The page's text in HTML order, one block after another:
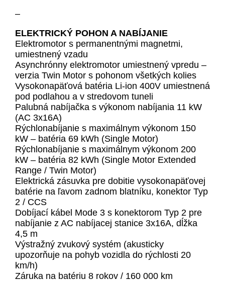
–
ELEKTRICKÝ POHON A NABÍJANIE
Elektromotor s permanentnými magnetmi,
umiestnený vzadu
Asynchrónny elektromotor umiestnený vpredu –
verzia Twin Motor s pohonom všetkých kolies
Vysokonapäťová batéria Li-ion 400V umiestnená
pod podlahou a v stredovom tuneli
Palubná nabíjačka s výkonom nabíjania 11 kW
(AC 3x16A)
Rýchlonabíjanie s maximálnym výkonom 150
kW – batéria 69 kWh (Single Motor)
Rýchlonabíjanie s maximálnym výkonom 200
kW – batéria 82 kWh (Single Motor Extended
Range / Twin Motor)
Elektrická zásuvka pre dobitie vysokonapäťovej
batérie na ľavom zadnom blatníku, konektor Typ
2 / CCS
Dobíjací kábel Mode 3 s konektorom Typ 2 pre
nabíjanie z AC nabíjacej stanice 3x16A, dĺžka
4,5 m
Výstražný zvukový systém (akusticky
upozorňuje na pohyb vozidla do rýchlosti 20
km/h)
Záruka na batériu 8 rokov / 160 000 km